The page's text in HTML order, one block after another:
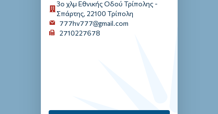
3ο χλμ Εθνικής Οδού Τρίπολης -
Σπάρτης, 22100 Τρίπολη
777hv777@gmail.com
2710227678